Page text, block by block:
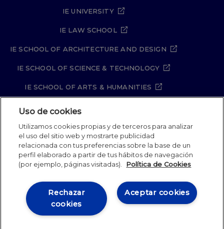
IE UNIVERSITY
IE LAW SCHOOL
IE SCHOOL OF ARCHITECTURE AND DESIGN
IE SCHOOL OF SCIENCE & TECHNOLOGY
IE SCHOOL OF ARTS & HUMANITIES
Aviso legal
Política de Privacidad
Política de Cookies
Política de seguridad
Student Academic Standards
Canal Compliance
IE University 2026
Uso de cookies
Utilizamos cookies propias y de terceros para analizar
el uso del sitio web y mostrarte publicidad
relacionada con tus preferencias sobre la base de un
perfil elaborado a partir de tus hábitos de navegación
(por ejemplo, páginas visitadas).
Política de Cookies
Aceptar cookies
Rechazar
cookies